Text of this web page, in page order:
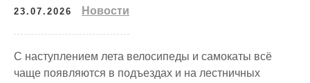
23.07.2026 Новости
С наступлением лета велосипеды и самокаты всё
чаще появляются в подъездах и на лестничных